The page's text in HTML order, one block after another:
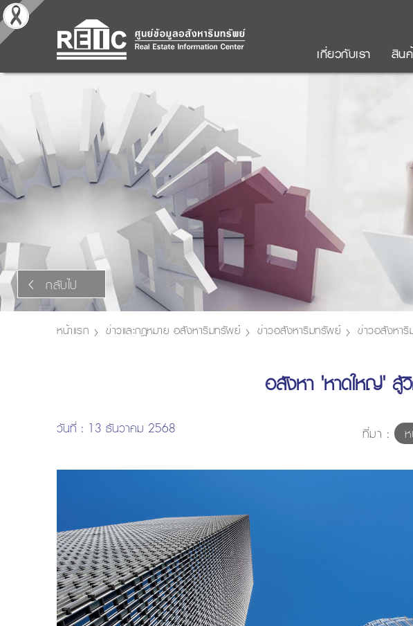
เกี่ยวกับเรา สิน
กลับไป
หน้าแรก ข่าวและกฎหมาย อสังหาริมทรัพย์ ข่าวอสังหาริมทรัพย์ ข่าวอสังหา
อสังหา 'หาดใหญ่' สู้วิ
วันที่ : 13 ธันวาคม 2568 ที่มา :